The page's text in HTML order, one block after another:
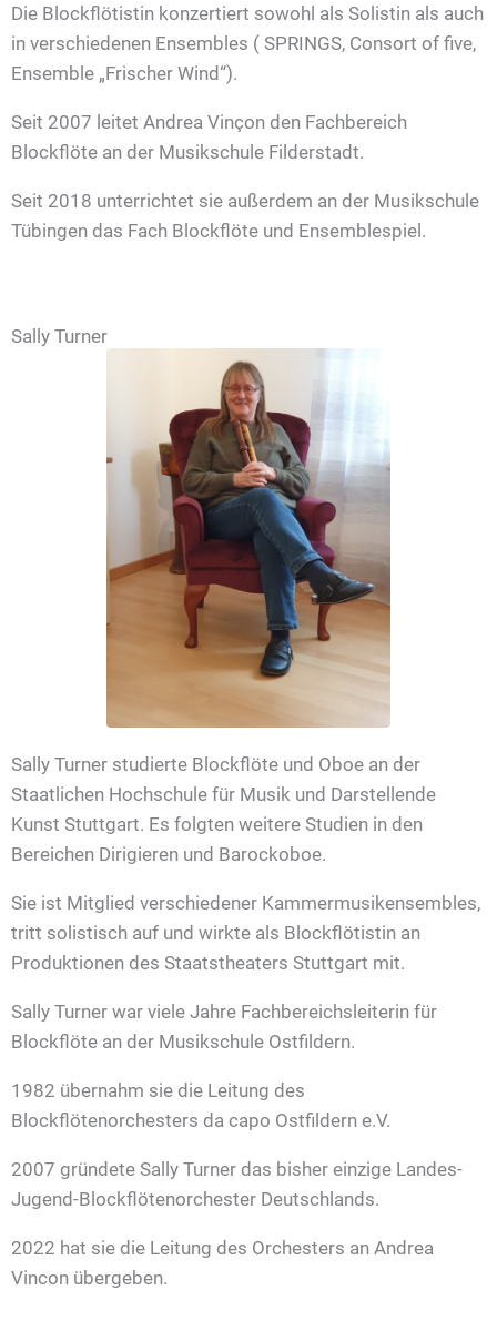
Die Blockflötistin konzertiert sowohl als Solistin als auch
in verschiedenen Ensembles ( SPRINGS, Consort of five,
Ensemble „Frischer Wind“).
Seit 2007 leitet Andrea Vinçon den Fachbereich
Blockflöte an der Musikschule Filderstadt.
Seit 2018 unterrichtet sie außerdem an der Musikschule
Tübingen das Fach Blockflöte und Ensemblespiel.
Sally Turner
Sally Turner studierte Blockflöte und Oboe an der
Staatlichen Hochschule für Musik und Darstellende
Kunst Stuttgart. Es folgten weitere Studien in den
Bereichen Dirigieren und Barockoboe.
Sie ist Mitglied verschiedener Kammermusikensembles,
tritt solistisch auf und wirkte als Blockflötistin an
Produktionen des Staatstheaters Stuttgart mit.
Sally Turner war viele Jahre Fachbereichsleiterin für
Blockflöte an der Musikschule Ostfildern.
1982 übernahm sie die Leitung des
Blockflötenorchesters da capo Ostfildern e.V.
2007 gründete Sally Turner das bisher einzige Landes-
Jugend-Blockflötenorchester Deutschlands.
2022 hat sie die Leitung des Orchesters an Andrea
Vincon übergeben.